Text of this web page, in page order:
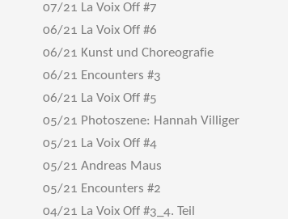
07/21 La Voix Off #7
06/21 La Voix Off #6
06/21 Kunst und Choreografie
06/21 Encounters #3
06/21 La Voix Off #5
05/21 Photoszene: Hannah Villiger
05/21 La Voix Off #4
05/21 Andreas Maus
05/21 Encounters #2
04/21 La Voix Off #3_4. Teil